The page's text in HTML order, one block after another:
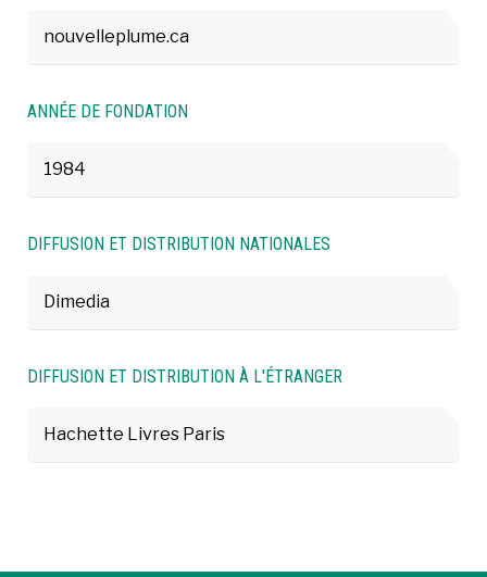
nouvelleplume.ca
ANNÉE DE FONDATION
1984
DIFFUSION ET DISTRIBUTION NATIONALES
Dimedia
DIFFUSION ET DISTRIBUTION À L'ÉTRANGER
Hachette Livres Paris